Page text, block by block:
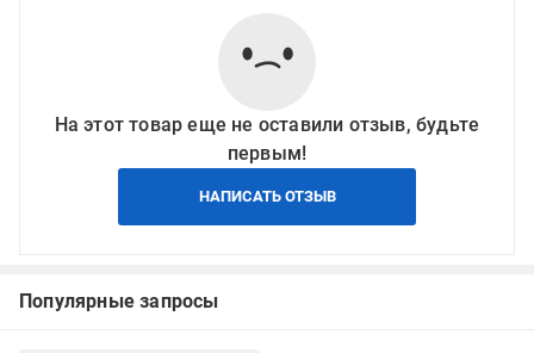
На этот товар еще не оставили отзыв, будьте
первым!
НАПИСАТЬ ОТЗЫВ
Популярные запросы